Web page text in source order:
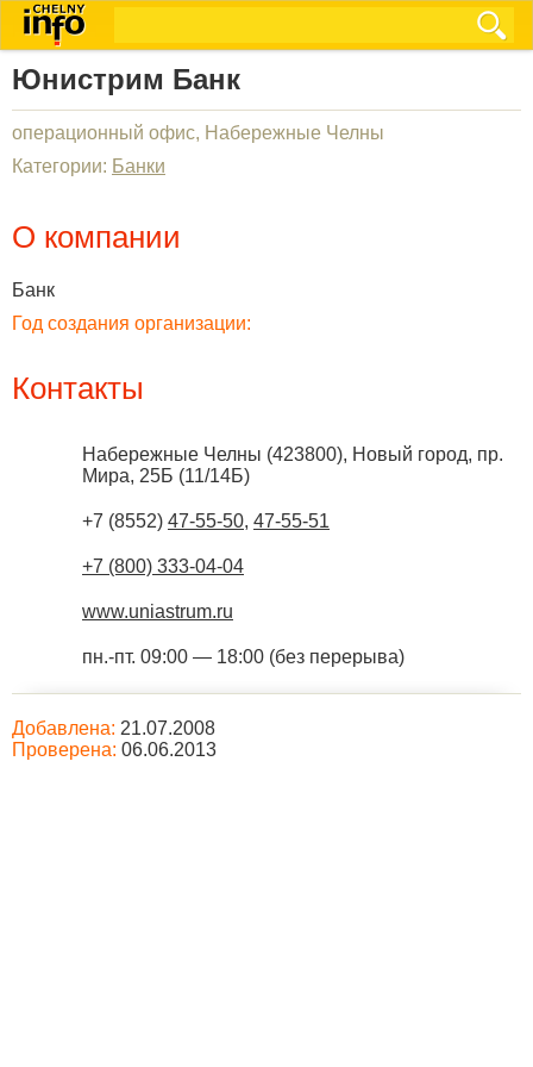
Юнистрим Банк
операционный офис, Набережные Челны
Категории: Банки
О компании
Банк
Год создания организации:
Контакты
Набережные Челны (423800), Новый город, пр.
Мира, 25Б (11/14Б)
+7 (8552) 47-55-50, 47-55-51
+7 (800) 333-04-04
www.uniastrum.ru
пн.-пт. 09:00 — 18:00 (без перерыва)
Добавлена: 21.07.2008
Проверена: 06.06.2013